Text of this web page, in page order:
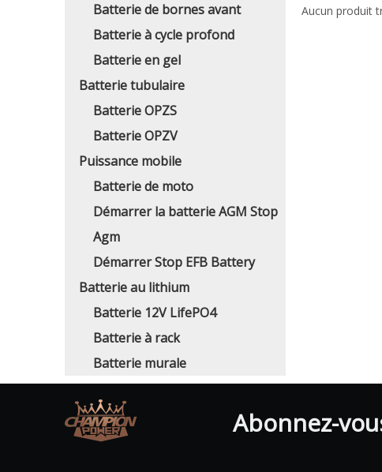
Batterie de bornes avant
Batterie à cycle profond
Batterie en gel
Batterie tubulaire
Batterie OPZS
Batterie OPZV
Puissance mobile
Batterie de moto
Démarrer la batterie AGM Stop
Agm
Démarrer Stop EFB Battery
Batterie au lithium
Batterie 12V LifePO4
Batterie à rack
Batterie murale
Aucun produit
Abonnez-